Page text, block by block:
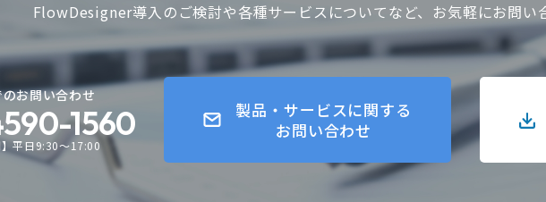
FlowDesigner導入のご検討や各種サービスについてなど、お気軽にお問い
お問い合わせ
1560
】平日9:30～17:00
製品・サービスに関する
お問い合わせ